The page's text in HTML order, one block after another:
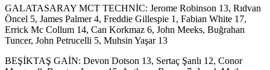
GALATASARAY MCT TECHNİC: Jerome Robinson 13, Rıdvan
Öncel 5, James Palmer 4, Freddie Gillespie 1, Fabian White 17,
Errick Mc Collum 14, Can Korkmaz 6, John Meeks, Buğrahan
Tuncer, John Petrucelli 5, Muhsin Yaşar 13
BEŞİKTAŞ GAİN: Devon Dotson 13, Sertaç Şanlı 12, Conor